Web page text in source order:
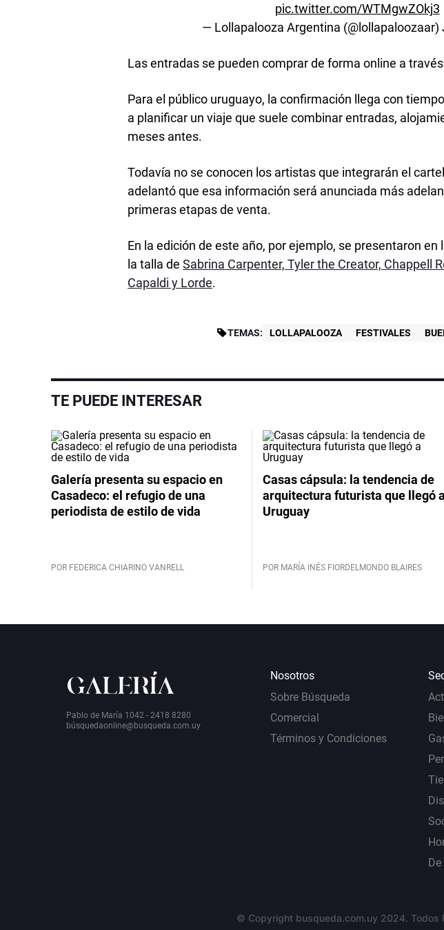
pic.twitter.com/WTMgwZOkj3
— Lollapalooza Argentina (@lollapaloozaar)
Las entradas se pueden comprar de forma online a
Para el público uruguayo, la confirmación llega con
a planificar un viaje que suele combinar entradas,
meses antes.
Todavía no se conocen los artistas que integrarán el
adelantó que esa información será anunciada más
primeras etapas de venta.
En la edición de este año, por ejemplo, se presentaron
la talla deSabrina Carpenter, Tyler the Creator, Chappell
Capaldi y Lorde.
TEMAS: LOLLAPALOOZA FESTIVALES
TE PUEDE INTERESAR
Galería presenta su espacio en
Casadeco: el refugio de una
periodista de estilo de vida
POR FEDERICA CHIARINO VANRELL
Casas cápsula: la tendencia de
arquitectura futurista que llegó a
Uruguay
POR MARÍA INÉS FIORDELMONDO BLAIRES
Pablo de María 1042 - 2418 8280
búsquedaonline@busqueda.com.uy
Nosotros
Sobre Búsqueda
Comercial
Términos y Condiciones
© Copyright busqueda.com.uy 2024. Todos